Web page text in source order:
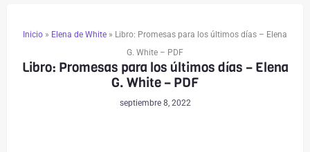
Inicio » Elena de White » Libro: Promesas para los últimos días – Elena
G. White – PDF
Libro: Promesas para los últimos días – Elena
G. White – PDF
septiembre 8, 2022